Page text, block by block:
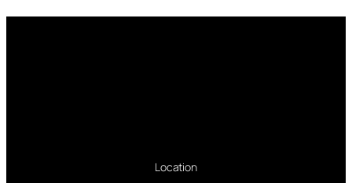
Location